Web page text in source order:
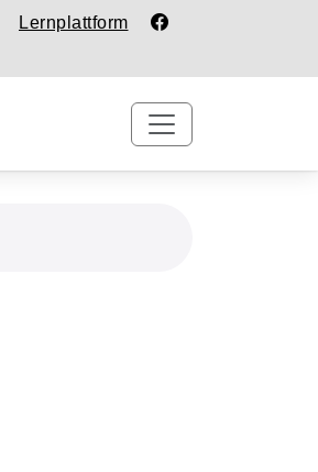
Lernplattform